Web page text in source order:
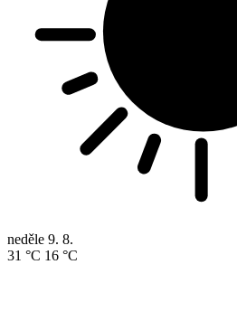
neděle 9. 8.
31 °C 16 °C